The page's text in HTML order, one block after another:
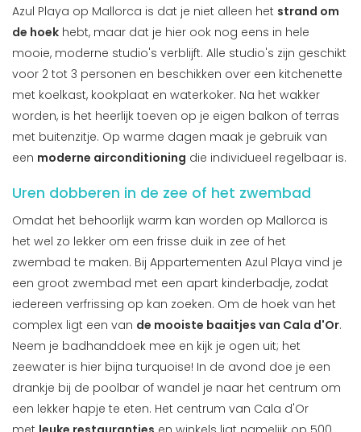
Azul Playa op Mallorca is dat je niet alleen het strand om
de hoek hebt, maar dat je hier ook nog eens in hele
mooie, moderne studio's verblijft. Alle studio's zijn geschikt
voor 2 tot 3 personen en beschikken over een kitchenette
met koelkast, kookplaat en waterkoker. Na het wakker
worden, is het heerlijk toeven op je eigen balkon of terras
met buitenzitje. Op warme dagen maak je gebruik van
een moderne airconditioning die individueel regelbaar is.
Uren dobberen in de zee of het zwembad
Omdat het behoorlijk warm kan worden op Mallorca is
het wel zo lekker om een frisse duik in zee of het
zwembad te maken. Bij Appartementen Azul Playa vind je
een groot zwembad met een apart kinderbadje, zodat
iedereen verfrissing op kan zoeken. Om de hoek van het
complex ligt een van de mooiste baaitjes van Cala d'Or.
Neem je badhanddoek mee en kijk je ogen uit; het
zeewater is hier bijna turquoise! In de avond doe je een
drankje bij de poolbar of wandel je naar het centrum om
een lekker hapje te eten. Het centrum van Cala d'Or